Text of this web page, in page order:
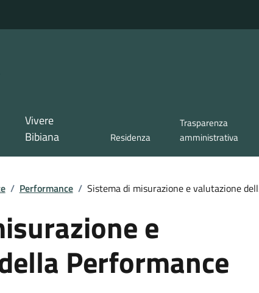
Vivere
Bibiana
Residenza
Trasparenza
amministrativa
/ Performance / Sistema di misurazione e valutazione
e
Performance